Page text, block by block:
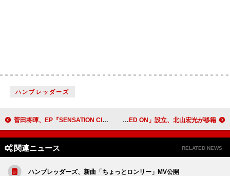
ハンブレッダーズ
菅田将暉、EP『SENSATION CIRCLE』商品画像＆特設サイトを公開 ポニーキャニオン×TOBEが共同レーベル「RED ON」設立、北山宏光が移籍
関連ニュース RELATED NEWS
ハンブレッダーズ、新曲「ちょっとロンリー」MV公開